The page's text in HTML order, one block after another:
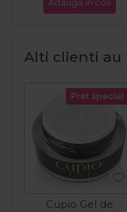
Adauga in cos
Alti clienti au
Pret special
Cupio Gel de